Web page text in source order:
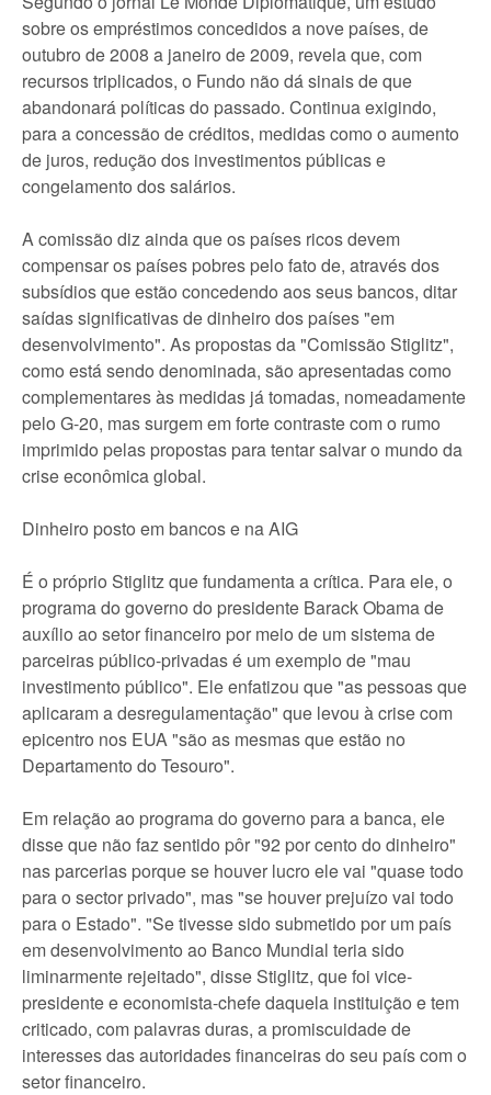
sobre os empréstimos concedidos a nove países, de
outubro de 2008 a janeiro de 2009, revela que, com
recursos triplicados, o Fundo não dá sinais de que
abandonará políticas do passado. Continua exigindo,
para a concessão de créditos, medidas como o aumento
de juros, redução dos investimentos públicas e
congelamento dos salários.
A comissão diz ainda que os países ricos devem
compensar os países pobres pelo fato de, através dos
subsídios que estão concedendo aos seus bancos, ditar
saídas significativas de dinheiro dos países "em
desenvolvimento". As propostas da "Comissão Stiglitz",
como está sendo denominada, são apresentadas como
complementares às medidas já tomadas, nomeadamente
pelo G-20, mas surgem em forte contraste com o rumo
imprimido pelas propostas para tentar salvar o mundo da
crise econômica global.
Dinheiro posto em bancos e na AIG
É o próprio Stiglitz que fundamenta a crítica. Para ele, o
programa do governo do presidente Barack Obama de
auxílio ao setor financeiro por meio de um sistema de
parceiras público-privadas é um exemplo de "mau
investimento público". Ele enfatizou que "as pessoas que
aplicaram a desregulamentação" que levou à crise com
epicentro nos EUA "são as mesmas que estão no
Departamento do Tesouro".
Em relação ao programa do governo para a banca, ele
disse que não faz sentido pôr "92 por cento do dinheiro"
nas parcerias porque se houver lucro ele vai "quase todo
para o sector privado", mas "se houver prejuízo vai todo
para o Estado". "Se tivesse sido submetido por um país
em desenvolvimento ao Banco Mundial teria sido
liminarmente rejeitado", disse Stiglitz, que foi vice-
presidente e economista-chefe daquela instituição e tem
criticado, com palavras duras, a promiscuidade de
interesses das autoridades financeiras do seu país com o
setor financeiro.